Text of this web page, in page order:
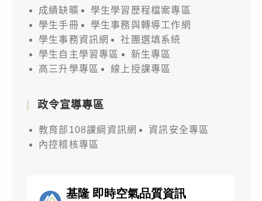
成績缺曠
學生學習歷程檔案專區
學生手冊
學生事務與轉導工作網
學生事務資訊網
社團選填系統
學生自主學習專區
新生專區
高三升學專區
線上授課專區
政令宣導專區
教育部108課綱資訊網
資訊安全專區
內控稽核專區